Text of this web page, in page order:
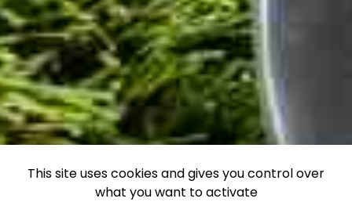
This site uses cookies and gives you control over
what you want to activate